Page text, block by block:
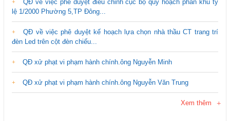
QĐ về việc phê duyệt điều chỉnh cục bộ quy hoạch phân khu tỷ
lệ 1/2000 Phường 5,TP Đông...
QĐ về việc phê duyệt kế hoạch lựa chọn nhà thầu CT trang trí
đèn Led trên cột đèn chiếu...
QĐ xử phạt vi phạm hành chính.ông Nguyễn Minh
QĐ xử phạt vi phạm hành chính.ông Nguyễn Văn Trung
Xem thêm